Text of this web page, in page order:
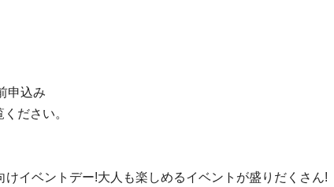
申込み
ださい。
イベントデー!大人も楽しめるイベントが盛りだくさん!